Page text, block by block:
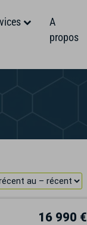
A
propos
16 990 €